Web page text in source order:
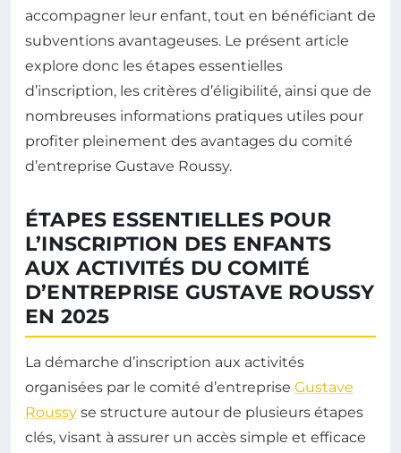
accompagner leur enfant, tout en bénéficiant de
subventions avantageuses. Le présent article
explore donc les étapes essentielles
d’inscription, les critères d’éligibilité, ainsi que de
nombreuses informations pratiques utiles pour
profiter pleinement des avantages du comité
d’entreprise Gustave Roussy.
ÉTAPES ESSENTIELLES POUR
L’INSCRIPTION DES ENFANTS
AUX ACTIVITÉS DU COMITÉ
D’ENTREPRISE GUSTAVE ROUSSY
EN 2025
La démarche d’inscription aux activités
organisées par le comité d’entreprise Gustave
Roussy se structure autour de plusieurs étapes
clés, visant à assurer un accès simple et efficace